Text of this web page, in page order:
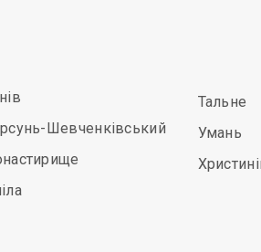
Шевченківський
Тальне
Умань